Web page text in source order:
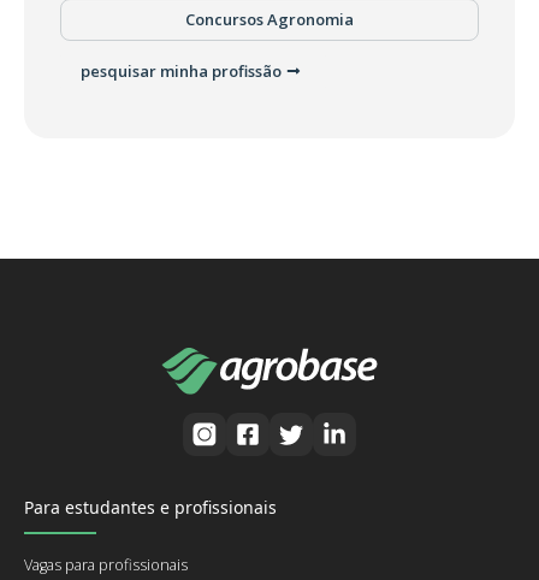
Concursos Agronomia
pesquisar minha profissão
Para estudantes e profissionais
Vagas para profissionais